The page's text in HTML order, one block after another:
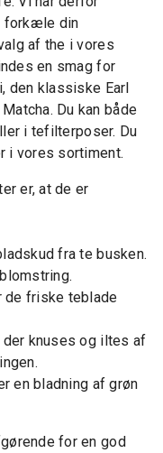
forkæle din
af the i vores
en smag for
den klassiske Earl
Du kan både
i tefilterposer. Du
i vores sortiment.
er, at de er
fra te busken.
de friske teblade
der knuses og iltes af
en bladning af grøn
for en god